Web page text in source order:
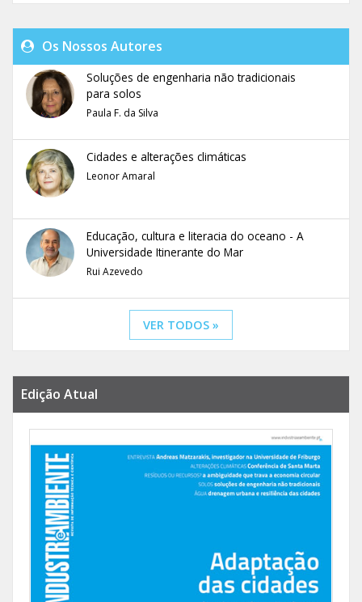
Os Nossos Autores
Soluções de engenharia não tradicionais
para solos
Paula F. da Silva
Cidades e alterações climáticas
Leonor Amaral
Educação, cultura e literacia do oceano - A
Universidade Itinerante do Mar
Rui Azevedo
VER TODOS »
Edição Atual